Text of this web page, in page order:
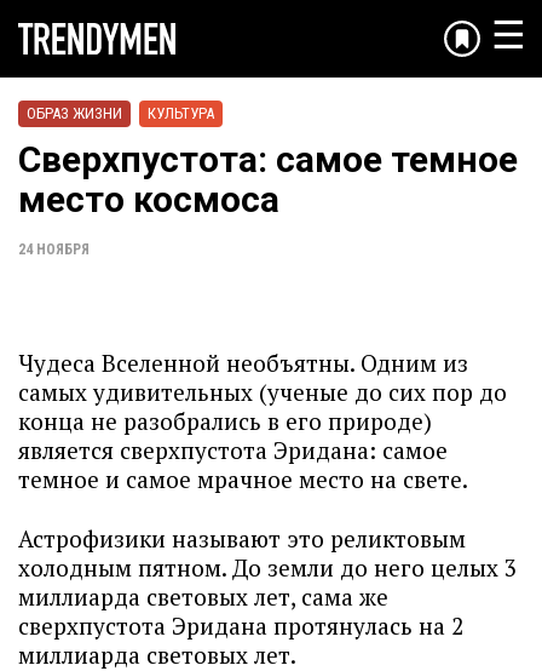
☰
ОБРАЗ ЖИЗНИ КУЛЬТУРА
Сверхпустота: самое темное
место космоса
24 НОЯБРЯ
Чудеса Вселенной необъятны. Одним из
самых удивительных (ученые до сих пор до
конца не разобрались в его природе)
является сверхпустота Эридана: самое
темное и самое мрачное место на свете.
Астрофизики называют это реликтовым
холодным пятном. До земли до него целых 3
миллиарда световых лет, сама же
сверхпустота Эридана протянулась на 2
миллиарда световых лет.